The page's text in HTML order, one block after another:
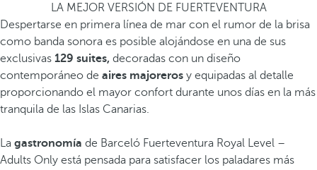
LA MEJOR VERSIÓN DE FUERTEVENTURA
Despertarse en primera línea de mar con el rumor de la brisa
como banda sonora es posible alojándose en una de sus
exclusivas 129 suites, decoradas con un diseño
contemporáneo de aires majoreros y equipadas al detalle
proporcionando el mayor confort durante unos días en la más
tranquila de las Islas Canarias.
La gastronomía de Barceló Fuerteventura Royal Level –
Adults Only está pensada para satisfacer los paladares más